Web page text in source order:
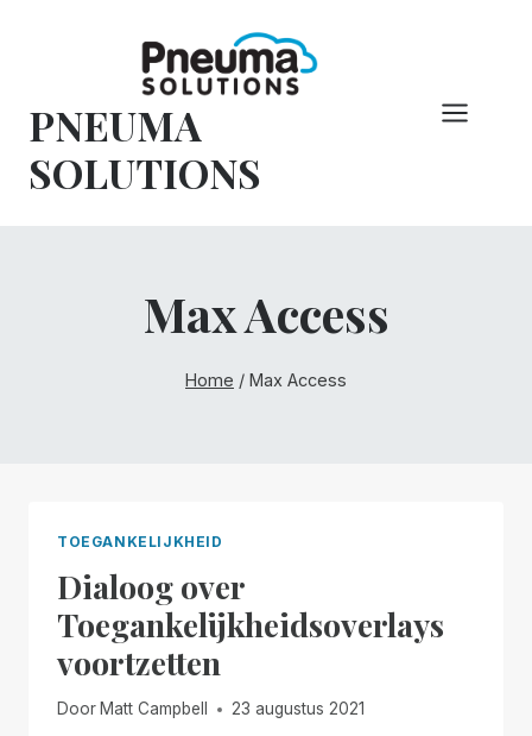
PNEUMA
SOLUTIONS
Max Access
Home / Max Access
TOEGANKELIJKHEID
Dialoog over
Toegankelijkheidsoverlays
voortzetten
Door Matt Campbell 23 augustus 2021